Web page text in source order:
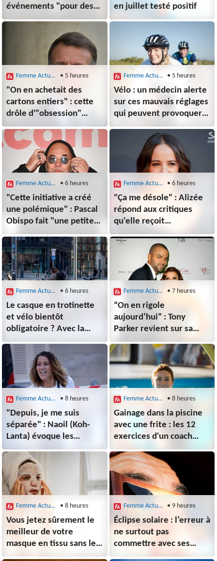
événements "pour des
raisons de santé", il peut
compter sur le soutien
en juillet testé positif
Femme Actuelle le Mag • 5 heures
"On en achetait des
cartons entiers" : cette
drôle d'"obsession"
qu'aurait Emmanuel
Macron selon
ses conseillers
Femme Actuelle le Mag • 5 heures
Vélo : un médecin alerte
sur ces mauvais réglages
qui peuvent provoquer
des douleurs
Femme Actuelle le Mag • 6 heures
"Cette initiative a créé
une polémique" : Pascal
Obispo fait "une petite
mise au point" après
avoir accueilli des
gendarmes dans sa
maison du Cap Ferret
durant les incendies
Femme Actuelle le Mag • 6 heures
"Ça me désole" : Alizée
répond aux critiques
qu'elle reçoit
régulièrement sur
son physique
Femme Actuelle le Mag • 6 heures
Le casque en trotinette
et vélo bientôt
obligatoire ? Avec la
hausse des accidents
mortels, le
gouvernement
y réfléchit
Femme Actuelle le Mag • 7 heures
“On en rigole
aujourd’hui” : Tony
Parker revient sur sa
rupture avec Eva
Longoria, qui "sera
toujours la femme de
sa vie"
Femme Actuelle le Mag • 8 heures
"Depuis, je me suis
séparée" : Naoil (Koh-
Lanta) évoque les
"épreuves très
douloureuses" qu'elle a
traversées avant son
retour dans la saison
All Stars
Femme Actuelle le Mag • 8 heures
Gainage dans la piscine
avec une frite : les 12
exercices d'un coach
pour muscler tout
le corps
Femme Actuelle le Mag • 8 heures
Vous jetez sûrement le
meilleur de votre
masque en tissu sans le
savoir - cette astuce
Femme Actuelle le Mag • 9 heures
Éclipse solaire : l’erreur à
ne surtout pas
commettre avec ses
lunettes de protection,